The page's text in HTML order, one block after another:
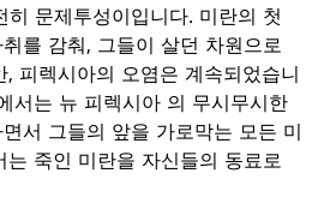
문제투성이입니다. 미란의 첫
를 감춰, 그들이 살던 차원으로
피렉시아의 오염은 계속되었습니
서는 뉴 피렉시아 의 무시무시한
서 그들의 앞을 가로막는 모든 미
는 죽인 미란을 자신들의 동료로